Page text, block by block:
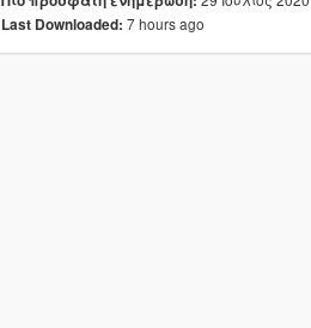
Last Downloaded: 7 hours ago